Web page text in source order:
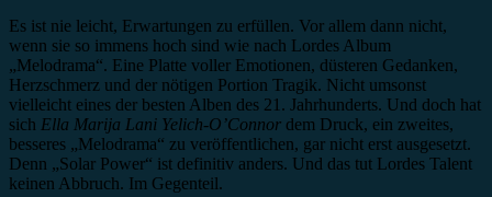
Es ist nie leicht, Erwartungen zu erfüllen. Vor allem dann nicht,
wenn sie so immens hoch sind wie nach Lordes Album
„Melodrama“. Eine Platte voller Emotionen, düsteren Gedanken,
Herzschmerz und der nötigen Portion Tragik. Nicht umsonst
vielleicht eines der besten Alben des 21. Jahrhunderts. Und doch hat
sich Ella Marija Lani Yelich-O’Connor dem Druck, ein zweites,
besseres „Melodrama“ zu veröffentlichen, gar nicht erst ausgesetzt.
Denn „Solar Power“ ist definitiv anders. Und das tut Lordes Talent
keinen Abbruch. Im Gegenteil.